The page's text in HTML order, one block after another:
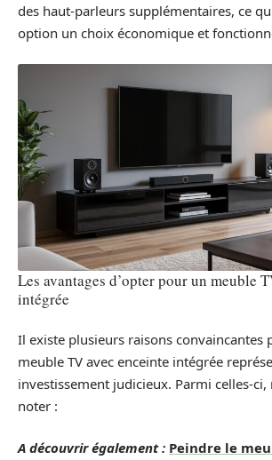
des haut-parleurs supplémentaires, ce
option un choix économique et
Les avantages d’opter pour un meuble
intégrée
Il existe plusieurs raisons convaincantes
meuble TV avec enceinte intégrée
investissement judicieux. Parmi celles-
noter :
A découvrir également : Peindre le